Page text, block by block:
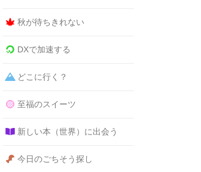
秋が待ちきれない
DXで加速する
どこに行く？
至福のスイーツ
新しい本（世界）に出会う
今日のごちそう探し